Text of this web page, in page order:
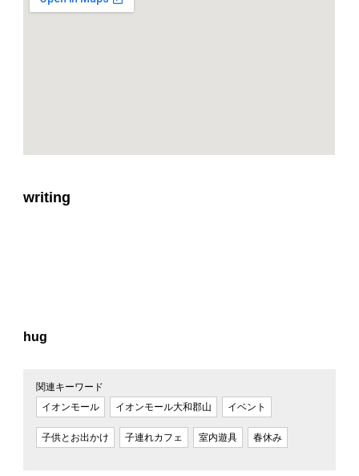
writing
hug
関連キーワード
イオンモール
イオンモール大和郡山 イベント
子供とお出かけ 子連れカフェ 室内遊具 春休み